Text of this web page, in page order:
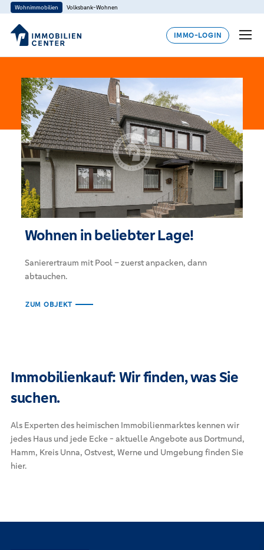
Wohnimmobilien Volksbank-Wohnen
IMMO-LOGIN
Wohnen in beliebter Lage!
Sanierertraum mit Pool – zuerst anpacken, dann
abtauchen.
ZUM OBJEKT
Immobilienkauf: Wir finden, was Sie
suchen.
Als Experten des heimischen Immobilienmarktes kennen wir
jedes Haus und jede Ecke - aktuelle Angebote aus Dortmund,
Hamm, Kreis Unna, Ostvest, Werne und Umgebung finden Sie
hier.